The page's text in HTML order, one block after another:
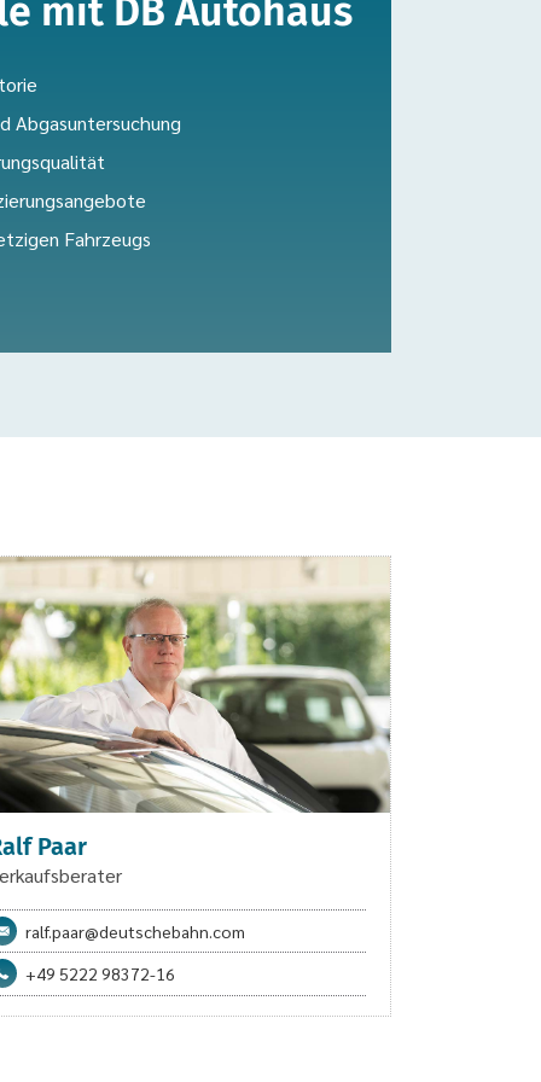
mit DB Autohaus
Abgasuntersuchung
Fahrzeugs
Paar
ralf.paar@deutschebahn.com
+49 5222 98372-16